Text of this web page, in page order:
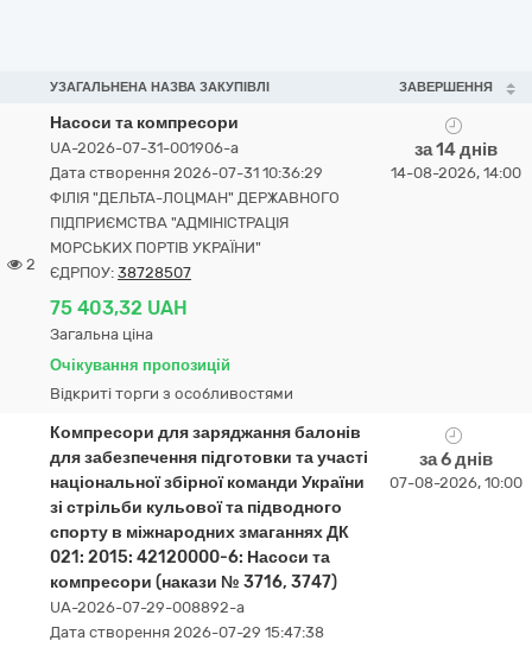
УЗАГАЛЬНЕНА НАЗВА ЗАКУПІВЛІ ЗАВЕРШЕННЯ
2
Насоси та компресори
UA-2026-07-31-001906-a
Дата створення 2026-07-31 10:36:29
ФІЛІЯ "ДЕЛЬТА-ЛОЦМАН" ДЕРЖАВНОГО
ПІДПРИЄМСТВА "АДМІНІСТРАЦІЯ
МОРСЬКИХ ПОРТІВ УКРАЇНИ"
ЄДРПОУ: 38728507
75 403,32 UAH
Загальна ціна
Очікування пропозицій
Відкриті торги з особливостями
за 14 днів
14-08-2026, 14:00
Компресори для заряджання балонів
для забезпечення підготовки та участі
національної збірної команди України
зі стрільби кульової та підводного
спорту в міжнародних змаганнях ДК
021: 2015: 42120000-6: Насоси та
компресори (накази № 3716, 3747)
UA-2026-07-29-008892-a
Дата створення 2026-07-29 15:47:38
за 6 днів
07-08-2026, 10:00